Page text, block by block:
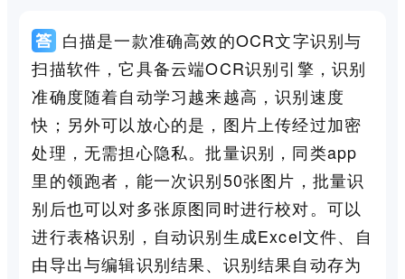
白描是一款准确高效的OCR文字识别与
扫描软件，它具备云端OCR识别引擎，识别
准确度随着自动学习越来越高，识别速度
快；另外可以放心的是，图片上传经过加密
处理，无需担心隐私。批量识别，同类app
里的领跑者，能一次识别50张图片，批量识
别后也可以对多张原图同时进行校对。可以
进行表格识别，自动识别生成Excel文件、自
由导出与编辑识别结果、识别结果自动存为